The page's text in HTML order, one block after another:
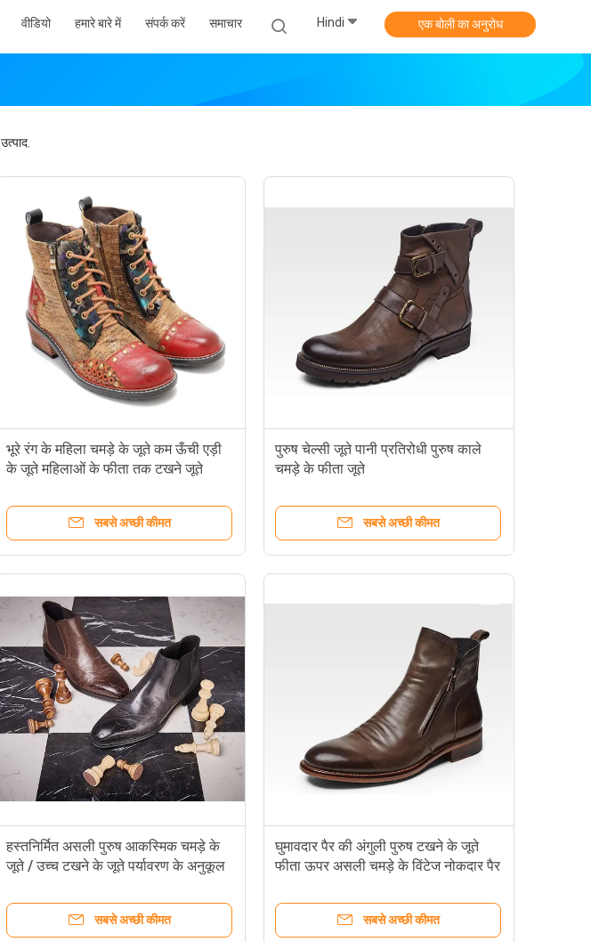
वीडियो हमारे बारे में संपर्क करें समाचार Hindi एक बोली का अनुरोध
उत्पाद.
भूरे रंग के महिला चमड़े के जूते कम ऊँची एड़ी
के जूते महिलाओं के फीता तक टखने जूते
सबसे अच्छी कीमत
पुरुष चेल्सी जूते पानी प्रतिरोधी पुरुष काले
चमड़े के फीता जूते
सबसे अच्छी कीमत
हस्तनिर्मित असली पुरुष आकस्मिक चमड़े के
जूते / उच्च टखने के जूते पर्यावरण के अनुकूल
सबसे अच्छी कीमत
घुमावदार पैर की अंगुली पुरुष टखने के जूते
फीता ऊपर असली चमड़े के विंटेज नोकदार पैर
सबसे अच्छी कीमत